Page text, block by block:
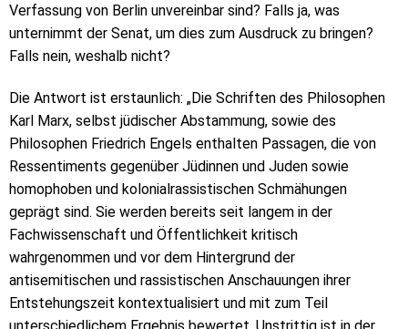
Verfassung von Berlin unvereinbar sind? Falls ja, was
unternimmt der Senat, um dies zum Ausdruck zu bringen?
Falls nein, weshalb nicht?
Die Antwort ist erstaunlich: „Die Schriften des Philosophen
Karl Marx, selbst jüdischer Abstammung, sowie des
Philosophen Friedrich Engels enthalten Passagen, die von
Ressentiments gegenüber Jüdinnen und Juden sowie
homophoben und kolonialrassistischen Schmähungen
geprägt sind. Sie werden bereits seit langem in der
Fachwissenschaft und Öffentlichkeit kritisch
wahrgenommen und vor dem Hintergrund der
antisemitischen und rassistischen Anschauungen ihrer
Entstehungszeit kontextualisiert und mit zum Teil
unterschiedlichem Ergebnis bewertet. Unstrittig ist in der